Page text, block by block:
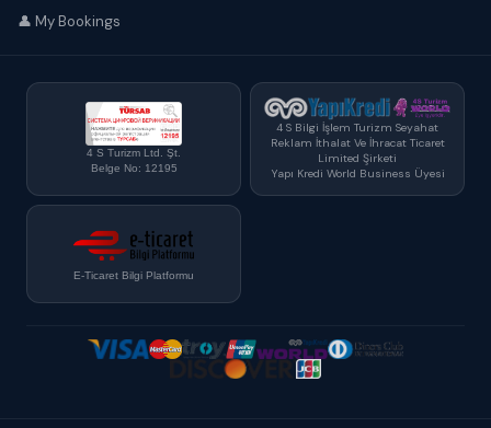
👤 My Bookings
4 S Turizm Ltd. Şt.
Belge No: 12195
4 S Bilgi İşlem Turizm Seyahat
Reklam İthalat Ve İhracat Ticaret
Limited Şirketi
Yapı Kredi World Business Üyesi
E-Ticaret Bilgi Platformu